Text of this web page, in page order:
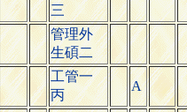
三
管理外
生碩二
工管一
丙
A